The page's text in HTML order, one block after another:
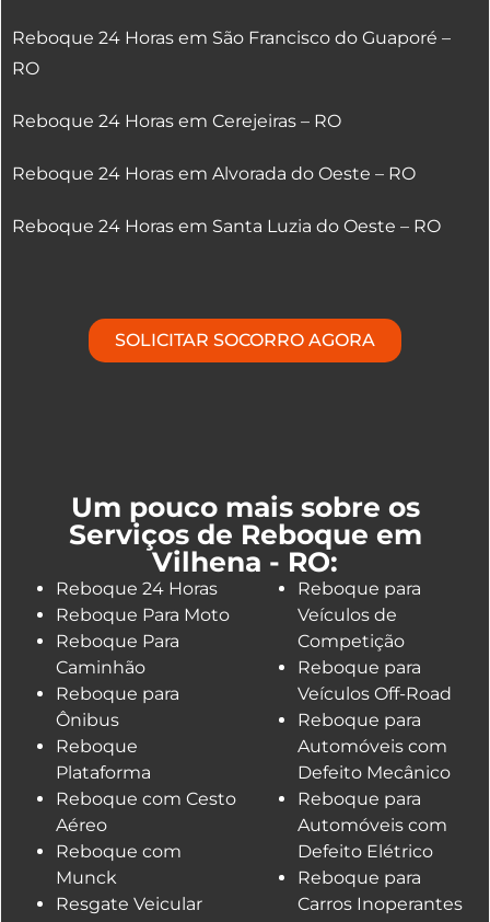
Reboque 24 Horas em São Francisco do Guaporé –
RO
Reboque 24 Horas em Cerejeiras – RO
Reboque 24 Horas em Alvorada do Oeste – RO
Reboque 24 Horas em Santa Luzia do Oeste – RO
SOLICITAR SOCORRO AGORA
Um pouco mais sobre os
Serviços de Reboque em
Vilhena - RO:
Reboque 24 Horas
Reboque Para Moto
Reboque Para
Caminhão
Reboque para
Ônibus
Reboque
Plataforma
Reboque com Cesto
Aéreo
Reboque com
Munck
Resgate Veicular
Reboque para
Veículos de
Competição
Reboque para
Veículos Off-Road
Reboque para
Automóveis com
Defeito Mecânico
Reboque para
Automóveis com
Defeito Elétrico
Reboque para
Carros Inoperantes